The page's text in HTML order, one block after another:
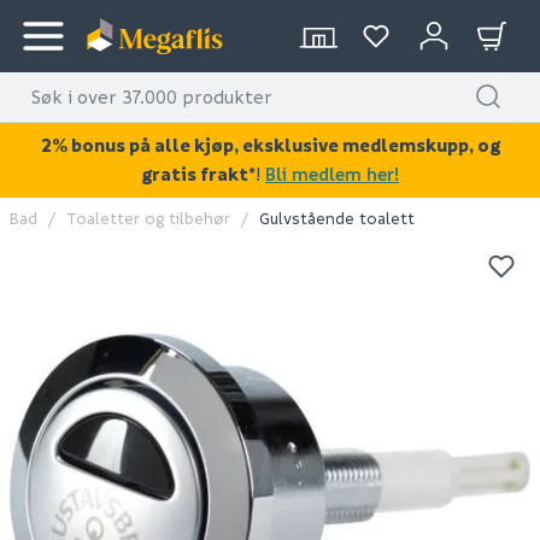
KAN DISSE VÆRE AV INTERESSE?
Bad Toaletter og tilbehør Gulvstående toalett
2% bonus på alle kjøp, eksklusive medlemskupp, og
gratis frakt*! Bli medlem her!